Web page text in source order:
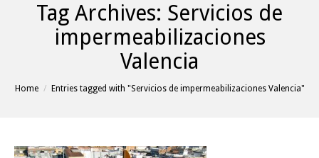
Obras Realizadas
Trabajos de
Impermeabilización
Vídeos
Política de
Política de cookies
Tag Archives: Servicios de
impermeabilizaciones
Valencia
You are here:
Home Entries tagged with "Servicios de impermeabilizaciones Valencia"